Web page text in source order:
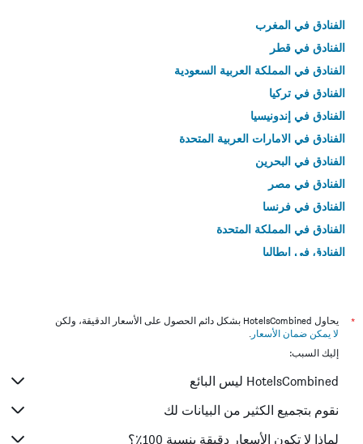
الفنادق في المغرب
الفنادق في قطر
الفنادق في المملكة العربية السعودية
الفنادق في تركيا
الفنادق في إندونيسيا
الفنادق في الامارات العربية المتحدة
الفنادق في البحرين
الفنادق في مصر
الفنادق في فرنسا
الفنادق في المملكة المتحدة
الفنادق في إيطاليا
*
يحاول HotelsCombined بشكل دائم الحصول على الأسعار الدقيقة، ولكن
لا يمكن ضمان الأسعار .
إليك السبب:
HotelsCombined ليس البائع
نقوم بتجميع الكثير من البيانات لك
لماذا لا تكون الأسعار دقيقة بنسبة 100٪؟